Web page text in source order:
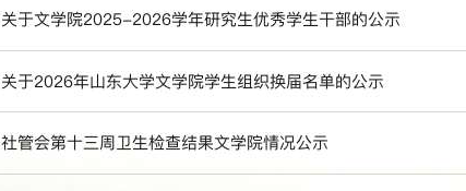
关于文学院2025-2026学年研究生优秀学生干部的公示
关于2026年山东大学文学院学生组织换届名单的公示
社管会第十三周卫生检查结果文学院情况公示